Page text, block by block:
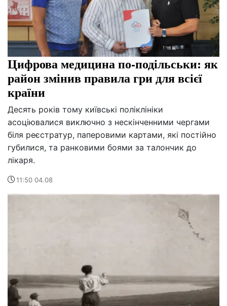
Цифрова медицина по-подільськи: як
район змінив правила гри для всієї
країни
Десять років тому київські поліклініки
асоціювалися виключно з нескінченними чергами
біля реєстратур, паперовими картами, які постійно
губилися, та ранковими боями за талончик до
лікаря.
11:50 04.08